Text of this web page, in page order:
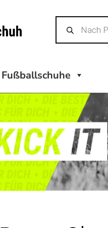
Products
search
Fußballschuhe